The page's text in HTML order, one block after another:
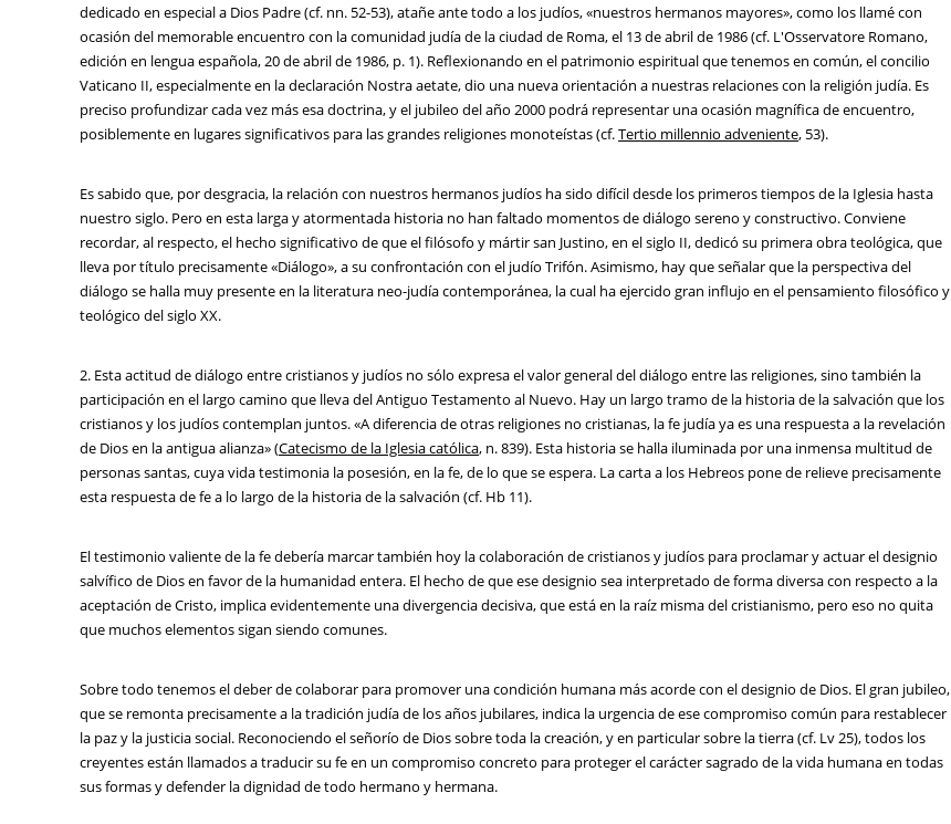
dedicado en especial a Dios Padre (cf. nn. 52-53), atañe ante todo a los judíos, «nuestros hermanos mayores», como los llamé con
ocasión del memorable encuentro con la comunidad judía de la ciudad de Roma, el 13 de abril de 1986 (cf. L'Osservatore Romano,
edición en lengua española, 20 de abril de 1986, p. 1). Reflexionando en el patrimonio espiritual que tenemos en común, el concilio
Vaticano II, especialmente en la declaración Nostra aetate, dio una nueva orientación a nuestras relaciones con la religión judía. Es
preciso profundizar cada vez más esa doctrina, y el jubileo del año 2000 podrá representar una ocasión magnífica de encuentro,
posiblemente en lugares significativos para las grandes religiones monoteístas (cf.Tertio millennio adveniente, 53).
Es sabido que, por desgracia, la relación con nuestros hermanos judíos ha sido difícil desde los primeros tiempos de la Iglesia hasta
nuestro siglo. Pero en esta larga y atormentada historia no han faltado momentos de diálogo sereno y constructivo. Conviene
recordar, al respecto, el hecho significativo de que el filósofo y mártir san Justino, en el siglo II, dedicó su primera obra teológica, que
lleva por título precisamente «Diálogo», a su confrontación con el judío Trifón. Asimismo, hay que señalar que la perspectiva del
diálogo se halla muy presente en la literatura neo-judía contemporánea, la cual ha ejercido gran influjo en el pensamiento filosófico y
teológico del siglo XX.
2. Esta actitud de diálogo entre cristianos y judíos no sólo expresa el valor general del diálogo entre las religiones, sino también la
participación en el largo camino que lleva del Antiguo Testamento al Nuevo. Hay un largo tramo de la historia de la salvación que los
cristianos y los judíos contemplan juntos. «A diferencia de otras religiones no cristianas, la fe judía ya es una respuesta a la revelación
de Dios en la antigua alianza» (Catecismo de la Iglesia católica, n. 839). Esta historia se halla iluminada por una inmensa multitud de
personas santas, cuya vida testimonia la posesión, en la fe, de lo que se espera. La carta a los Hebreos pone de relieve precisamente
esta respuesta de fe a lo largo de la historia de la salvación (cf. Hb 11).
El testimonio valiente de la fe debería marcar también hoy la colaboración de cristianos y judíos para proclamar y actuar el designio
salvífico de Dios en favor de la humanidad entera. El hecho de que ese designio sea interpretado de forma diversa con respecto a la
aceptación de Cristo, implica evidentemente una divergencia decisiva, que está en la raíz misma del cristianismo, pero eso no quita
que muchos elementos sigan siendo comunes.
Sobre todo tenemos el deber de colaborar para promover una condición humana más acorde con el designio de Dios. El gran jubileo,
que se remonta precisamente a la tradición judía de los años jubilares, indica la urgencia de ese compromiso común para restablecer
la paz y la justicia social. Reconociendo el señorío de Dios sobre toda la creación, y en particular sobre la tierra (cf. Lv 25), todos los
creyentes están llamados a traducir su fe en un compromiso concreto para proteger el carácter sagrado de la vida humana en todas
sus formas y defender la dignidad de todo hermano y hermana.